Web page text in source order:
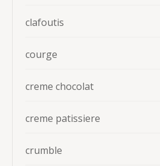
clafoutis
courge
creme chocolat
creme patissiere
crumble